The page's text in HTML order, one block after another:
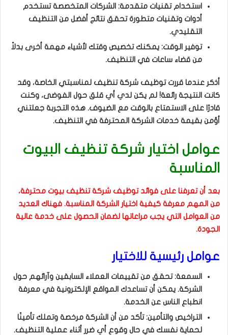
استخدام تقنيات متقدمة: الشركات المتخصصة تستخدم
أدوات وتقنيات متطورة تحقق نتائج أفضل من التنظيف
التقليدي.
توفير الوقت: يمكنك تخصيص وقتك لأشياء مهمة أخرى بدلاً
من قضاء ساعات في التنظيف.
أذكر عندما قررت توظيف شركة تنظيف لمناسبتي الخاصة، وقد
كانت النتيجة رائعة! لم يكن لدي أي قلق حول الفوضى، وكنت
قادرًا على الاستمتاع بالوقت مع الضيوف. هذه التجربة جعلتني
أؤمن بقيمة خدمات الشركة المحترفة في التنظيف.
عوامل اختيار شركة تنظيف البيوت
المناسبة
بعد أن تعرفنا على فوائد توظيف شركة تنظيف بيوت محترفة،
من المهم معرفة كيفية اختيار الشركة المناسبة. فهناك العديد
من العوامل التي يجب مراعاتها لضمان الحصول على خدمة عالية
الجودة.
عوامل رئيسية للاختيار
السمعة: تحقق من تقييمات العملاء السابقين وآرائهم حول
الشركة. يمكن أن تساعدك المواقع الإلكترونية في معرفة
انطباع الناس عن الخدمة.
التراخيص والتأمين: تأكد من أن الشركة مرخصة وتملك تأمينًا
لحماية نفسك في حال وقوع أي ضرر أثناء عملية التنظيف.